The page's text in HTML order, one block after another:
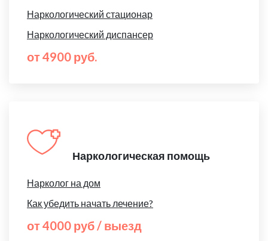
Наркологический стационар
Наркологический диспансер
от 4900 руб.
Наркологическая помощь
Нарколог на дом
Как убедить начать лечение?
от 4000 руб / выезд